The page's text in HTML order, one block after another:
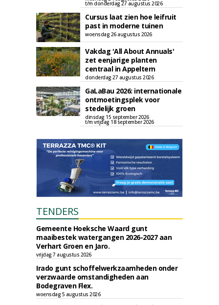
t/m donderdag 27 augustus 2026
Cursus laat zien hoe leifruit
past in moderne tuinen
woensdag 26 augustus 2026
Vakdag 'All About Annuals'
zet eenjarige planten
centraal in Appeltern
donderdag 27 augustus 2026
GaLaBau 2026: internationale
ontmoetingsplek voor
stedelijk groen
dinsdag 15 september 2026
t/m vrijdag 18 september 2026
TENDERS
Gemeente Hoeksche Waard gunt
maaibestek watergangen 2026-2027 aan
Verhart Groen en Jaro.
vrijdag 7 augustus 2026
Irado gunt schoffelwerkzaamheden onder
verzwaarde omstandigheden aan
Bodegraven Flex.
woensdag 5 augustus 2026